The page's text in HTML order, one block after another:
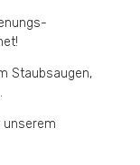
Staubsaugen,
unserem